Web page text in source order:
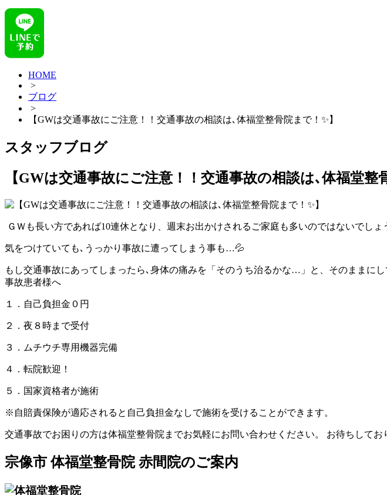
HOME
>
ブログ
>
【GWは交通事故にご注意！！交通事故の相談は､体福堂整骨院まで！✨】
スタッフブログ
【GWは交通事故にご注意！！交通事故の相談は､体福堂整
ＧＷも長い方であれば10連休となり、週末お出かけされるご家庭も多いのではないでしょ
気をつけていても､うっかり事故に遭ってしまう事も…💦
もし交通事故にあってしまったら､身体の痛みを「そのうち治るかな…」と、そのままに
事故患者様へ
１．自己負担金０円
２．夜８時まで受付
３．ムチウチ専用機器完備
４．転院歓迎！
５．国家資格者が施術
※自賠責保険が適応されると自己負担金なしで施術を受けることができます。
交通事故でお困りの方は体福堂整骨院までお気軽にお問い合わせください。 お待ちしてお
宗像市 体福堂整骨院 赤間院のご案内